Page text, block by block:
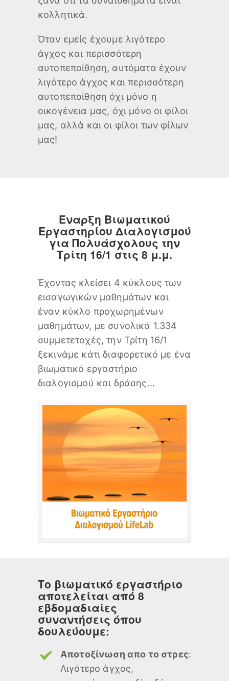
κολλητικά.
Όταν εμείς έχουμε λιγότερο
άγχος και περισσότερη
αυτοπεποίθηση, αυτόματα έχουν
λιγότερο άγχος και περισσότερη
αυτοπεποίθηση όχι μόνο η
οικογένεια μας, όχι μόνο οι φίλοι
μας, αλλά και οι φίλοι των φίλων
μας!
Έναρξη Βιωματικού
Εργαστηρίου Διαλογισμού
για Πολυάσχολους την
Τρίτη 16/1 στις 8 μ.μ.
Έχοντας κλείσει 4 κύκλους των
εισαγωγικών μαθημάτων και
έναν κύκλο προχωρημένων
μαθημάτων, με συνολικά 1.334
συμμετετοχές, την Τρίτη 16/1
ξεκινάμε κάτι διαφορετικό με ένα
βιωματικό εργαστήριο
διαλογισμού και δράσης...
Το βιωματικό εργαστήριο
αποτελείται από 8
εβδομαδιαίες
συναντήσεις όπου
δουλεύουμε:
Αποτοξίνωση απο το στρες:
Λιγότερο άγχος,